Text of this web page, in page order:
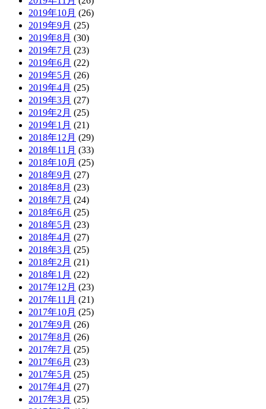
2019年10月 (26)
2019年9月 (25)
2019年8月 (30)
2019年7月 (23)
2019年6月 (22)
2019年5月 (26)
2019年4月 (25)
2019年3月 (27)
2019年2月 (25)
2019年1月 (21)
2018年12月 (29)
2018年11月 (33)
2018年10月 (25)
2018年9月 (27)
2018年8月 (23)
2018年7月 (24)
2018年6月 (25)
2018年5月 (23)
2018年4月 (27)
2018年3月 (25)
2018年2月 (21)
2018年1月 (22)
2017年12月 (23)
2017年11月 (21)
2017年10月 (25)
2017年9月 (26)
2017年8月 (26)
2017年7月 (25)
2017年6月 (23)
2017年5月 (25)
2017年4月 (27)
2017年3月 (25)